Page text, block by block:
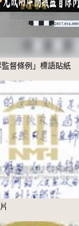
督條例」標語貼紙